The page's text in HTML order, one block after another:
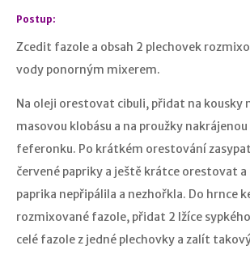
Postup:
Zcedit fazole a obsah 2 plechovek
vody ponorným mixerem.
Na oleji orestovat cibuli, přidat na kousky
masovou klobásu a na proužky nakrájenou
feferonku. Po krátkém orestování
červené papriky a ještě krátce orestovat a
paprika nepřipálila a nezhořkla. Do hrnce
rozmixované fazole, přidat 2 lžíce
celé fazole z jedné plechovky a zalít